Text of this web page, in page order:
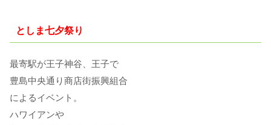
としま七夕祭り
最寄駅が王子神谷、王子で
豊島中央通り商店街振興組合
によるイベント。
ハワイアンや